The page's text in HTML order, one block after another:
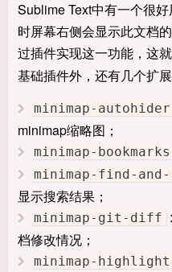
Sublime Text中有一个很
时屏幕右侧会显示此文档
过插件实现这一功能，这
基础插件外，还有几个扩
minimap-autohider
minimap缩略图；
minimap-bookmarks
minimap-find-
显示搜索结果；
minimap-git-diff
档修改情况；
minimap-